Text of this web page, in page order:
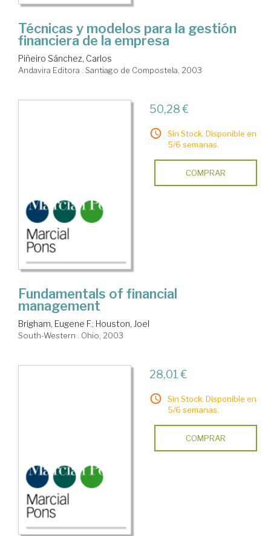
Técnicas y modelos para la gestión
financiera de la empresa
Piñeiro Sánchez, Carlos
Andavira Editora . Santiago de Compostela, 2003
50,28 €
Sin Stock. Disponible en
5/6 semanas.
COMPRAR
Fundamentals of financial
management
Brigham, Eugene F.; Houston, Joel
South-Western . Ohio, 2003
28,01 €
Sin Stock. Disponible en
5/6 semanas.
COMPRAR